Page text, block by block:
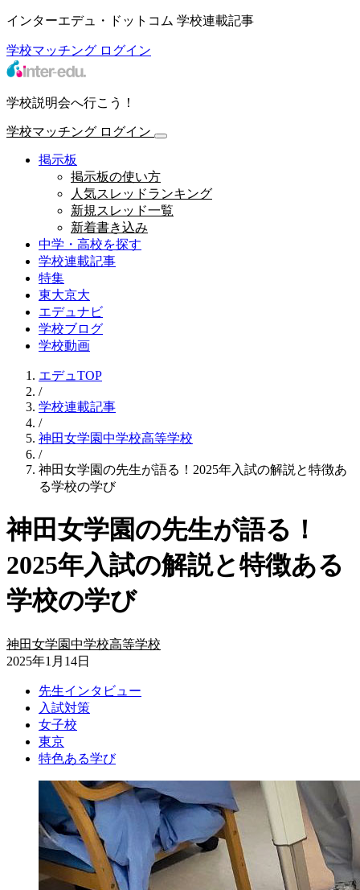
インターエデュ・ドットコム 学校連載記事
学校マッチング ログイン
学校説明会へ行こう！
学校マッチング ログイン
掲示板
掲示板の使い方
人気スレッドランキング
新規スレッド一覧
新着書き込み
中学・高校を探す
学校連載記事
特集
東大京大
エデュナビ
学校ブログ
学校動画
エデュTOP
/
学校連載記事
/
神田女学園中学校高等学校
/
神田女学園の先生が語る！2025年入試の解説と特徴あ
る学校の学び
神田女学園の先生が語る！
2025年入試の解説と特徴ある
学校の学び
神田女学園中学校高等学校
2025年1月14日
先生インタビュー
入試対策
女子校
東京
特色ある学び